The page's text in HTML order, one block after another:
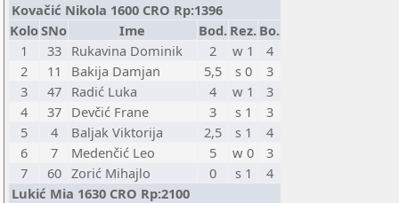
Kovačić Nikola 1600 CRO Rp:1396
KoloSNo Ime Bod. Rez. Bo.
1
33 Rukavina Dominik 2 w 1
4
2
11 Bakija Damjan 5,5 s 0
3
3
47 Radić Luka 4 w 1
3
4
37 Devčić Frane 3 s 1
3
5
4 Baljak Viktorija 2,5 s 1
4
6
7 Medenčić Leo 5 w 0
3
7
60 Zorić Mihajlo 0 s 1
4
Lukić Mia 1630 CRO Rp:2100